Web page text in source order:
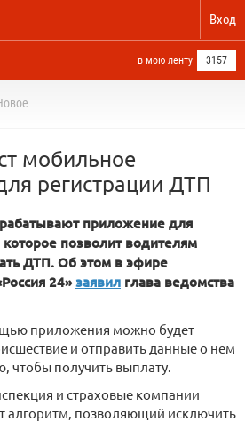
Вход
в мою ленту 3157
мобильное
регистрации ДТП
приложение для
позволит водителям
ДТП. Об этом в эфире
24»заявил глава ведомства
приложения можно будет
и отправить данные о нем
чтобы получить выплату.
и страховые компании
алгоритм, позволяющий исключить